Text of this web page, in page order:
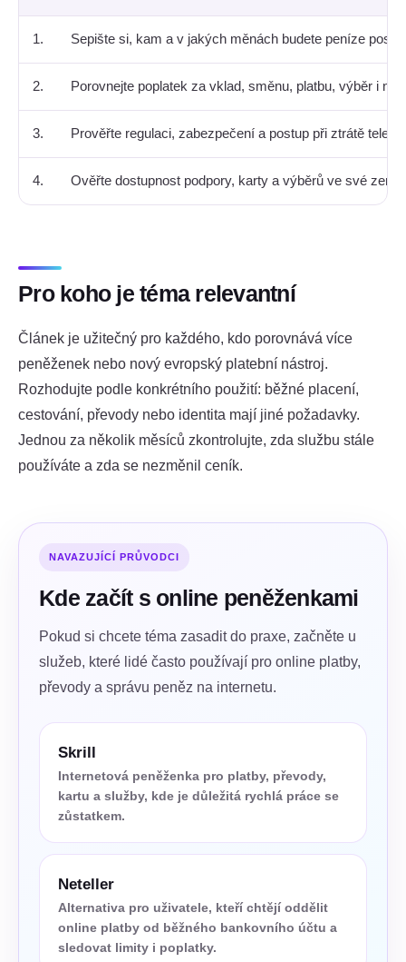
1. Sepište si, kam a v jakých měnách budete peníze
2. Porovnejte poplatek za vklad, směnu, platbu, výběr i
3. Prověřte regulaci, zabezpečení a postup při ztrátě
4. Ověřte dostupnost podpory, karty a výběrů ve své zemi.
Pro koho je téma relevantní
Článek je užitečný pro každého, kdo porovnává více
peněženek nebo nový evropský platební nástroj.
Rozhodujte podle konkrétního použití: běžné placení,
cestování, převody nebo identita mají jiné požadavky.
Jednou za několik měsíců zkontrolujte, zda službu stále
používáte a zda se nezměnil ceník.
NAVAZUJÍCÍ PRŮVODCI
Kde začít s online peněženkami
Pokud si chcete téma zasadit do praxe, začněte u
služeb, které lidé často používají pro online platby,
převody a správu peněz na internetu.
Skrill
Internetová peněženka pro platby, převody,
kartu a služby, kde je důležitá rychlá práce se
zůstatkem.
Neteller
Alternativa pro uživatele, kteří chtějí oddělit
online platby od běžného bankovního účtu a
sledovat limity i poplatky.